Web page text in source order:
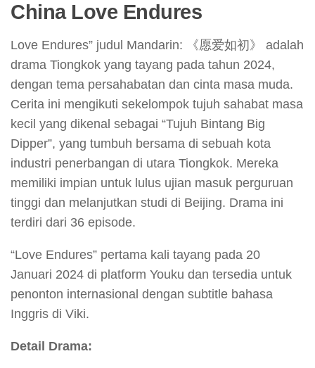
China Love Endures
Love Endures” judul Mandarin: 《愿爱如初》 adalah
drama Tiongkok yang tayang pada tahun 2024,
dengan tema persahabatan dan cinta masa muda.
Cerita ini mengikuti sekelompok tujuh sahabat masa
kecil yang dikenal sebagai “Tujuh Bintang Big
Dipper”, yang tumbuh bersama di sebuah kota
industri penerbangan di utara Tiongkok. Mereka
memiliki impian untuk lulus ujian masuk perguruan
tinggi dan melanjutkan studi di Beijing. Drama ini
terdiri dari 36 episode.
“Love Endures” pertama kali tayang pada 20
Januari 2024 di platform Youku dan tersedia untuk
penonton internasional dengan subtitle bahasa
Inggris di Viki.
Detail Drama: